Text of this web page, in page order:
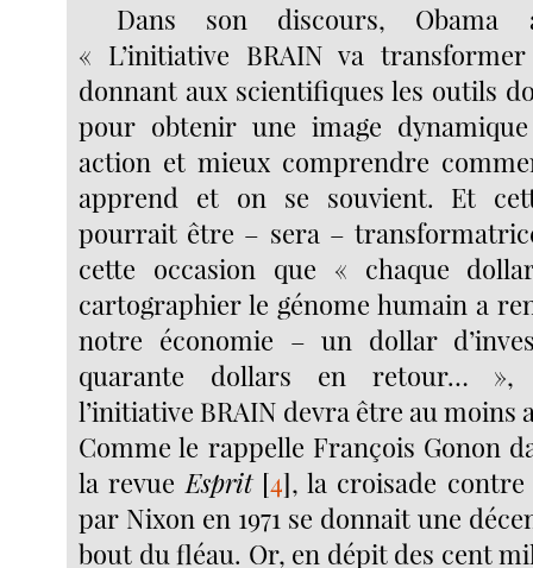
Dans son discours,
« L’initiative BRAIN va
donnant aux scientifiques les outils
pour obtenir une image
action et mieux comprendre
apprend et on se souvient. Et
pourrait être – sera –
cette occasion que « chaque
cartographier le génome humain a
notre économie – un dollar
quarante dollars en retour… »,
l’initiative BRAIN devra être au moins
Comme le rappelle François Gonon
la revueEsprit[4], la croisade contre
par Nixon en 1971 se donnait une
bout du fléau. Or, en dépit des cent